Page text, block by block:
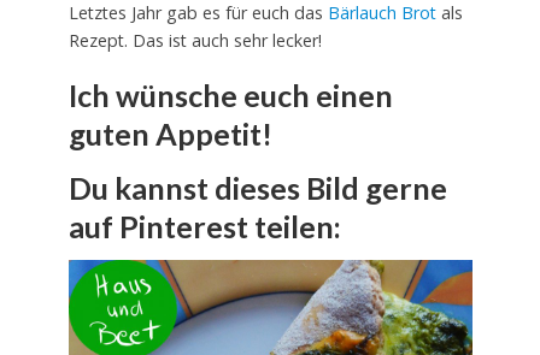
Letztes Jahr gab es für euch das Bärlauch Brotals
Rezept. Das ist auch sehr lecker!
Ich wünsche euch einen
guten Appetit!
Du kannst dieses Bild gerne
auf Pinterest teilen: